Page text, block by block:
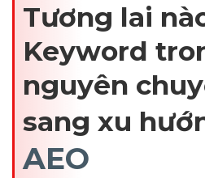
Tương lai
Keyword
nguyên
sang xu
AEO